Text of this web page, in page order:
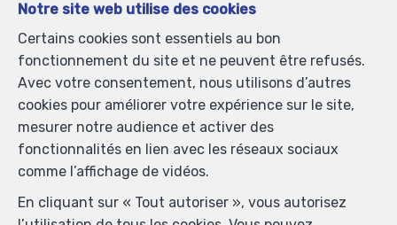
Notre site web utilise des cookies
Certains cookies sont essentiels au bon
fonctionnement du site et ne peuvent être refusés.
Avec votre consentement, nous utilisons d’autres
cookies pour améliorer votre expérience sur le site,
mesurer notre audience et activer des
fonctionnalités en lien avec les réseaux sociaux
comme l’affichage de vidéos.
En cliquant sur « Tout autoriser », vous autorisez